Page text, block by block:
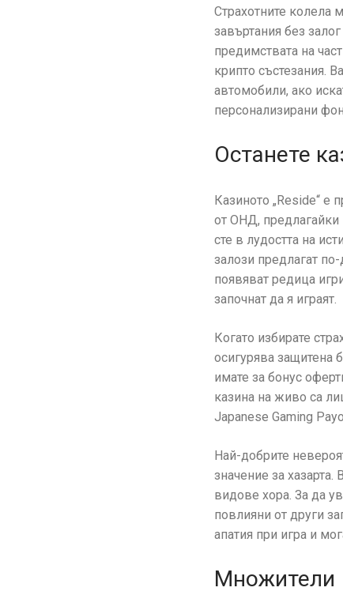
Страхотните колела
завъртания без
предимствата на
крипто състезания.
автомобили, ако
персонализирани
Останете
Казиното „Reside“ е
от ОНД, предлагайки
сте в лудостта на
залози предлагат
появяват редица
започнат да я играят.
Когато избирате
осигурява защитена
имате за бонус
казина на живо са
Japanese Gaming
Най-добрите
значение за
видове хора. За да
повлияни от други
апатия при игра и
Множители